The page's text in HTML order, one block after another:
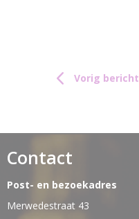
Vorig bericht
Contact
Post- en bezoekadres
Merwedestraat 43